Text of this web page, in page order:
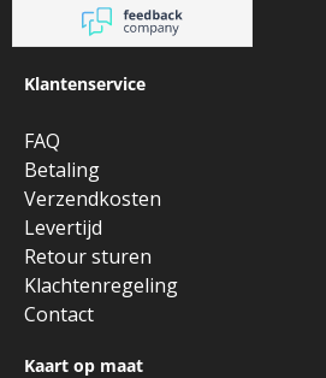
Klantenservice
FAQ
Betaling
Verzendkosten
Levertijd
Retour sturen
Klachtenregeling
Contact
Kaart op maat